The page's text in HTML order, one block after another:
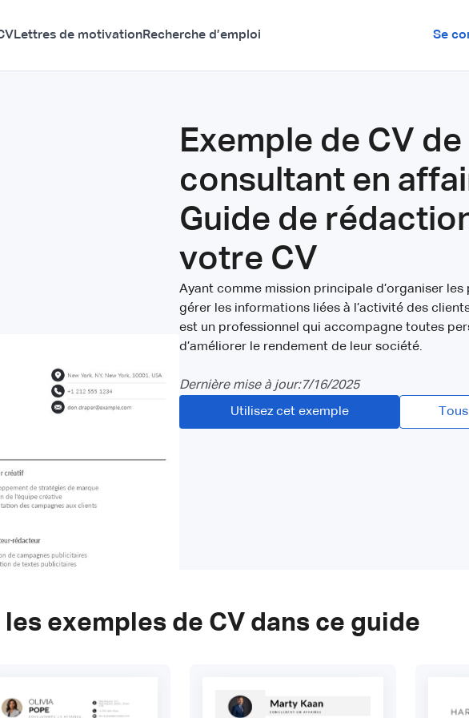
Lettres de motivationRecherche d’emploi Se
Exemple de CV de
consultant en
Guide de
votre CV
Ayant comme mission principale d’organiser les
gérer les informations liées à l’activité des
est un professionnel qui accompagne toutes
d’améliorer le rendement de leur société.
Dernière mise à jour:7/16/2025
Utilisez cet exemple
exemples de CV dans ce guide